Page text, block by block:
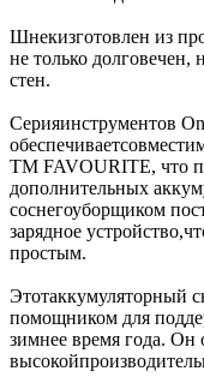
Шнекизготовлен из
не только долговечен,
стен.
Серияинструментов
ТМ FAVOURITE, что
дополнительных
соснегоуборщиком
зарядное
простым.
Этотаккумуляторный
помощником для
зимнее время года. Он